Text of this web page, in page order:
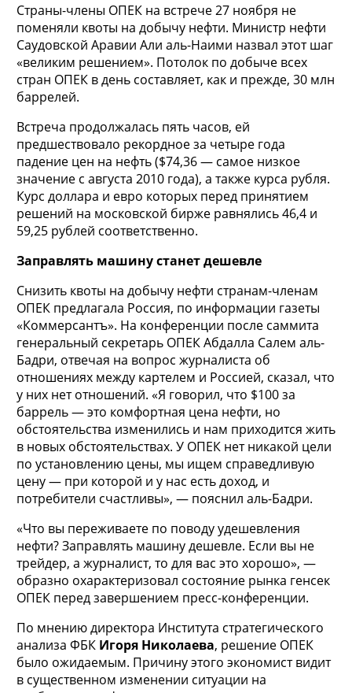
Страны-члены ОПЕК на встрече 27 ноября не
поменяли квоты на добычу нефти. Министр нефти
Саудовской Аравии Али аль-Наими назвал этот шаг
«великим решением». Потолок по добыче всех
стран ОПЕК в день составляет, как и прежде, 30 млн
баррелей.
Встреча продолжалась пять часов, ей
предшествовало рекордное за четыре года
падение цен на нефть ($74,36 — самое низкое
значение с августа 2010 года), а также курса рубля.
Курс доллара и евро которых перед принятием
решений на московской бирже равнялись 46,4 и
59,25 рублей соответственно.
Заправлять машину станет дешевле
Снизить квоты на добычу нефти странам-членам
ОПЕК предлагала Россия, по информации газеты
«Коммерсантъ». На конференции после саммита
генеральный секретарь ОПЕК Абдалла Салем аль-
Бадри, отвечая на вопрос журналиста об
отношениях между картелем и Россией, сказал, что
у них нет отношений. «Я говорил, что $100 за
баррель — это комфортная цена нефти, но
обстоятельства изменились и нам приходится жить
в новых обстоятельствах. У ОПЕК нет никакой цели
по установлению цены, мы ищем справедливую
цену — при которой и у нас есть доход, и
потребители счастливы», — пояснил аль-Бадри.
«Что вы переживаете по поводу удешевления
нефти? Заправлять машину дешевле. Если вы не
трейдер, а журналист, то для вас это хорошо», —
образно охарактеризовал состояние рынка генсек
ОПЕК перед завершением пресс-конференции.
По мнению директора Института стратегического
анализа ФБК Игоря Николаева, решение ОПЕК
было ожидаемым. Причину этого экономист видит
в существенном изменении ситуации на